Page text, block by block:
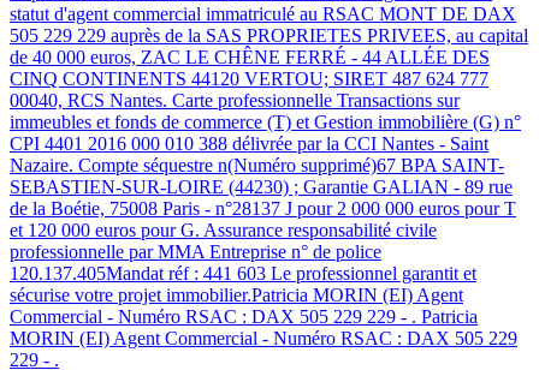
statut d'agent commercial immatriculé au RSAC MONT DE DAX
505 229 229 auprès de la SAS PROPRIETES PRIVEES, au capital
de 40 000 euros, ZAC LE CHÊNE FERRÉ - 44 ALLÉE DES
CINQ CONTINENTS 44120 VERTOU; SIRET 487 624 777
00040, RCS Nantes. Carte professionnelle Transactions sur
immeubles et fonds de commerce (T) et Gestion immobilière (G) n°
CPI 4401 2016 000 010 388 délivrée par la CCI Nantes - Saint
Nazaire. Compte séquestre n(Numéro supprimé)67 BPA SAINT-
SEBASTIEN-SUR-LOIRE (44230) ; Garantie GALIAN - 89 rue
de la Boétie, 75008 Paris - n°28137 J pour 2 000 000 euros pour T
et 120 000 euros pour G. Assurance responsabilité civile
professionnelle par MMA Entreprise n° de police
120.137.405Mandat réf : 441 603 Le professionnel garantit et
sécurise votre projet immobilier.Patricia MORIN (EI) Agent
Commercial - Numéro RSAC : DAX 505 229 229 - . Patricia
MORIN (EI) Agent Commercial - Numéro RSAC : DAX 505 229
229 - .